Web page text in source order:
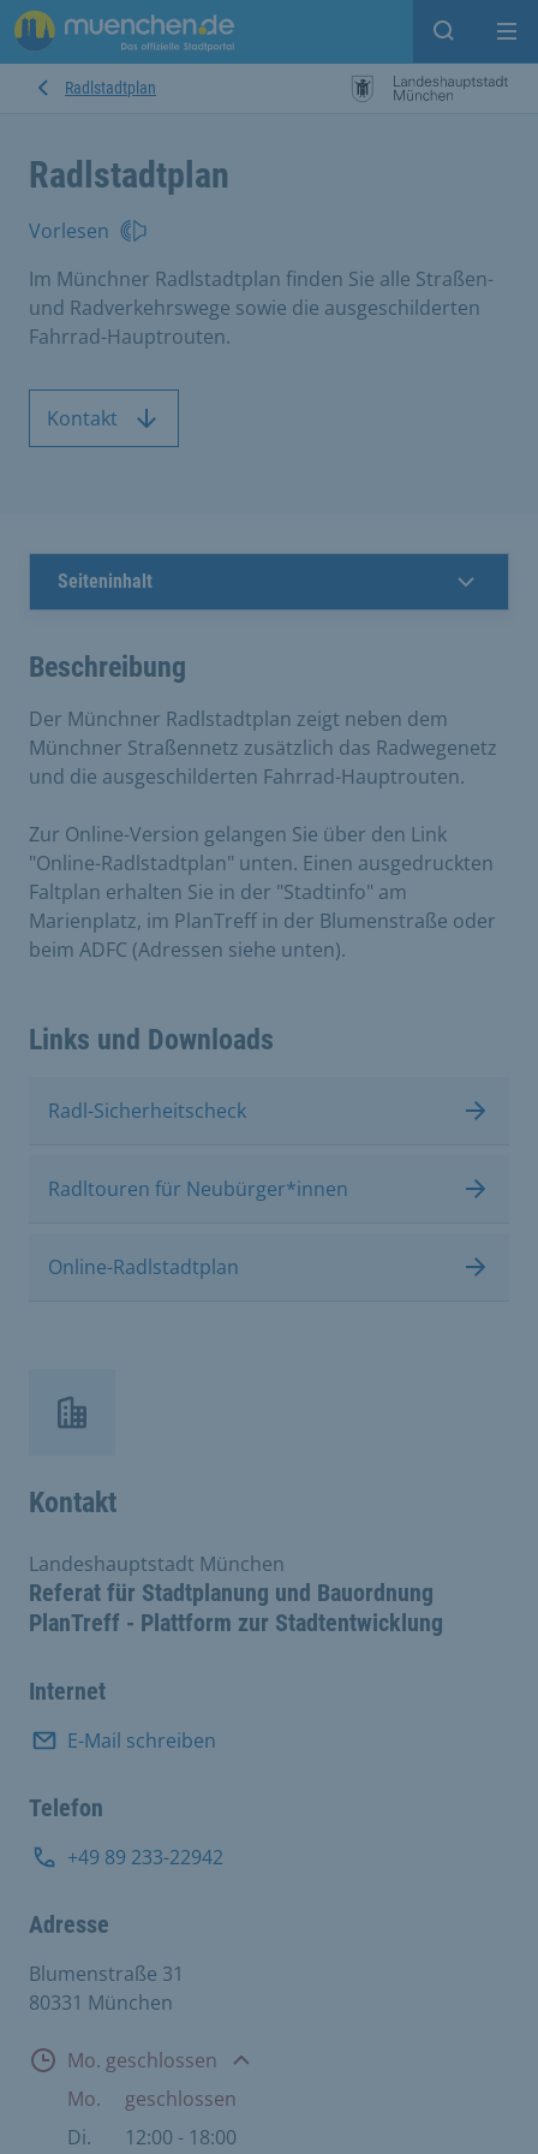
Suche
Radlstadtplan
Radlstadtplan
Vorlesen
Im Münchner Radlstadtplan finden Sie alle Straßen-
und Radverkehrswege sowie die ausgeschilderten
Fahrrad-Hauptrouten.
Kontakt
Seiteninhalt
Beschreibung
Der Münchner Radlstadtplan zeigt neben dem
Münchner Straßennetz zusätzlich das Radwegenetz
und die ausgeschilderten Fahrrad-Hauptrouten.
Zur Online-Version gelangen Sie über den Link
"Online-Radlstadtplan" unten. Einen ausgedruckten
Faltplan erhalten Sie in der "Stadtinfo" am
Marienplatz, im PlanTreff in der Blumenstraße oder
beim ADFC (Adressen siehe unten).
Links und Downloads
Radl-Sicherheitscheck
Radltouren für Neubürger*innen
Online-Radlstadtplan
Kontakt
Referat für Stadtplanung und Bauordnung
PlanTreff - Plattform zur Stadtentwicklung
Landeshauptstadt München
Internet
E-Mail schreiben
Telefon
+49 89 233-22942
Adresse
Blumenstraße 31
80331 München
Öffnungszeiten
Mo. geschlossen
Mo.
geschlossen
Di.
12:00 - 18:00